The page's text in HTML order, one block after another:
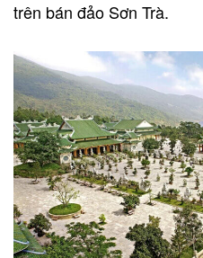
trên bán đảo Sơn Trà.